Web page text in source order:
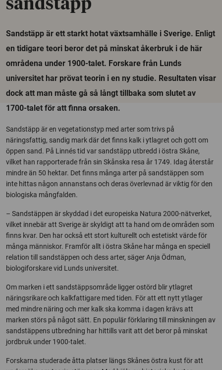
sandstäpp
Sandstäpp är ett starkt hotat växtsamhälle i Sverige. Enligt
en tidigare teori beror det på minskat åkerbruk i de här
områdena under 1900-talet. Forskare från Lunds
universitet har prövat teorin i en ny studie. Resultaten visar
dock att man måste gå så långt tillbaka som slutet av
1700-talet för att finna orsaken.
Sandstäpp är en vegetationstyp med arter som trivs på
näringsfattig, sandig mark där det finns kalk i ytlagret och gott om
öppen sand. På Linnés tid var sandstäpp utbredd i östra Skåne,
vilket han rapporterade från sin Skånska resa år 1749. Idag återstår
mindre än 50 hektar. Det finns många arter på sandstäppen som
inte hittas någon annanstans och deras överlevnad är viktig för den
biologiska mångfalden.
– Sandstäppen är skyddad i det europeiska Natura 2000-nätverket,
vilket innebär att Sverige är skyldigt att ta hand om de områden som
finns kvar. Den har också ett stort kulturellt och estetiskt värde för
många människor. Framför allt i östra Skåne har många en speciell
relation till sandstäppen och dess arter, säger Anja Ödman,
biologiforskare vid Lunds universitet.
Om marken i ett sandstäppsområde ligger ostörd blir ytlagret
näringsrikare och kalkfattigare med tiden. För att ett nytt ytlager
med mindre näring och mer kalk ska komma i dagen krävs att
marken störs på något sätt. En populär förklaring till minskningen av
sandstäppens utbredning har hittills varit att det beror på minskat
jordbruk under 1900-talet.
Forskarna studerade åtta platser längs Skånes östra kust för att